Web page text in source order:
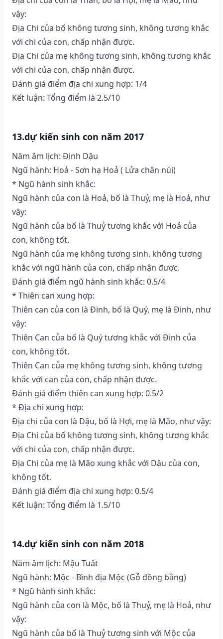
vậy:
Địa Chi của bố không tương sinh, không tương khắc
với chi của con, chấp nhận được.
Địa Chi của mẹ không tương sinh, không tương khắc
với chi của con, chấp nhận được.
Đánh giá điểm địa chi xung hợp: 1/4
Kết luận: Tổng điểm là 2.5/10
13.dự kiến sinh con năm 2017
Năm âm lịch: Đinh Dậu
Ngũ hành: Hoả - Sơn hạ Hoả ( Lửa chân núi)
* Ngũ hành sinh khắc:
Ngũ hành của con là Hoả, bố là Thuỷ, mẹ là Hoả, như
vậy:
Ngũ hành của bố là Thuỷ tương khắc với Hoả của
con, không tốt.
Ngũ hành của mẹ không tương sinh, không tương
khắc với ngũ hành của con, chấp nhận được.
Đánh giá điểm ngũ hành sinh khắc: 0.5/4
* Thiên can xung hợp:
Thiên can của con là Đinh, bố là Quý, mẹ là Đinh, như
vậy:
Thiên Can của bố là Quý tương khắc với Đinh của
con, không tốt.
Thiên Can của mẹ không tương sinh, không tương
khắc với can của con, chấp nhận được.
Đánh giá điểm thiên can xung hợp: 0.5/2
* Địa chi xung hợp:
Địa chi của con là Dậu, bố là Hợi, mẹ là Mão, như vậy:
Địa Chi của bố không tương sinh, không tương khắc
với chi của con, chấp nhận được.
Địa Chi của mẹ là Mão xung khắc với Dậu của con,
không tốt.
Đánh giá điểm địa chi xung hợp: 0.5/4
Kết luận: Tổng điểm là 1.5/10
14.dự kiến sinh con năm 2018
Năm âm lịch: Mậu Tuất
Ngũ hành: Mộc - Bình địa Mộc (Gỗ đồng bằng)
* Ngũ hành sinh khắc:
Ngũ hành của con là Mộc, bố là Thuỷ, mẹ là Hoả, như
vậy:
Ngũ hành của bố là Thuỷ tương sinh với Mộc của